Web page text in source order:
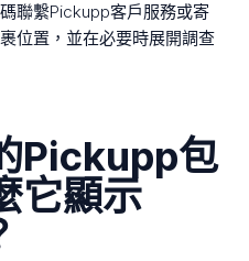
聯繫Pickupp客戶服務或寄
位置，並在必要時展開調查
Pickupp包
它顯示